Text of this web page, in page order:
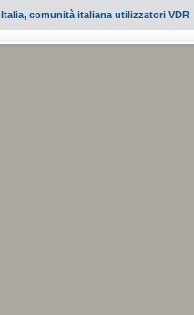
Italia, comunità italiana utilizzatori VDR